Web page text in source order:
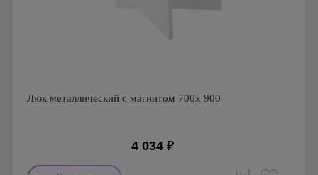
Люк металлический с магнитом 700х 900
4 034 ₽